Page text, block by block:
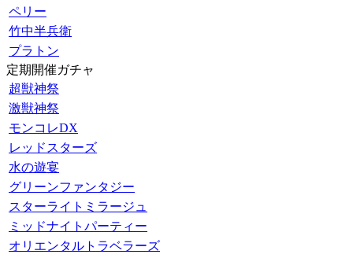
ペリー
竹中半兵衛
プラトン
定期開催ガチャ
超獣神祭
激獣神祭
モンコレDX
レッドスターズ
水の遊宴
グリーンファンタジー
スターライトミラージュ
ミッドナイトパーティー
オリエンタルトラベラーズ